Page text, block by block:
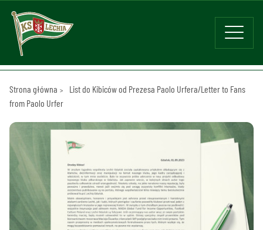
Strona główna
List do Kibiców od Prezesa Paolo Urfera/Letter to Fans
from Paolo Urfer